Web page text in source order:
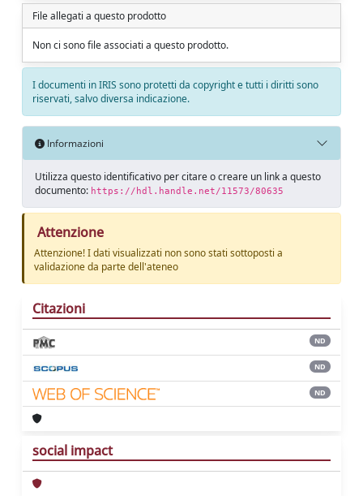
File allegati a questo prodotto
Non ci sono file associati a questo prodotto.
I documenti in IRIS sono protetti da copyright e tutti i diritti sono
riservati, salvo diversa indicazione.
Informazioni
Utilizza questo identificativo per citare o creare un link a questo
documento: https://hdl.handle.net/11573/80635
Attenzione
Attenzione! I dati visualizzati non sono stati sottoposti a
validazione da parte dell'ateneo
Citazioni
ND
ND
ND
social impact